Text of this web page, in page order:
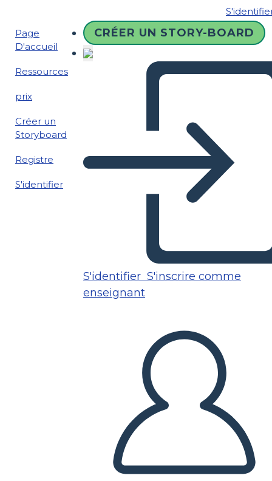
Page
D'accueil
Ressources
prix
Créer un
Storyboard
Registre
S'identifier
CRÉER UN STORY-BOARD
S'identifier S'inscrire comme
enseignant